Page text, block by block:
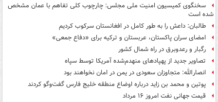
سخنگوی کمیسیون امنیت ملی مجلس: چارچوب کلی تفاهم با عمان مشخص
شده است
طالبان: داعش را به طور کامل در افغانستان سرکوب کردیم
امضای سران پاکستان، عربستان و ترکیه برای «دفاع جمعی»
رگبار و رعدوبرق در راه شمال کشور
تصاویر جدید از پهپادهای منهدم‌شده آمریکا توسط سپاه
انصارالله: متجاوزان سعودی در یمن در امان نخواهند بود
پوتین و محمد بن زاید درباره اوضاع منطقه خلیج فارس گفت‌وگو کردند
قیمت جهانی نفت امروز ۱۶ مرداد